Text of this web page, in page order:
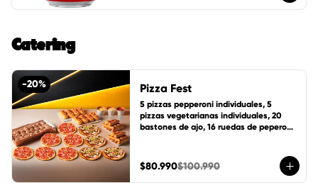
Catering
-20% Pizza Fest
5 pizzas pepperoni individuales, 5
pizzas vegetarianas individuales, 20
bastones de ajo, 16 ruedas de peperoni,
pote mantequilla de ajo.
$80.990$100.990